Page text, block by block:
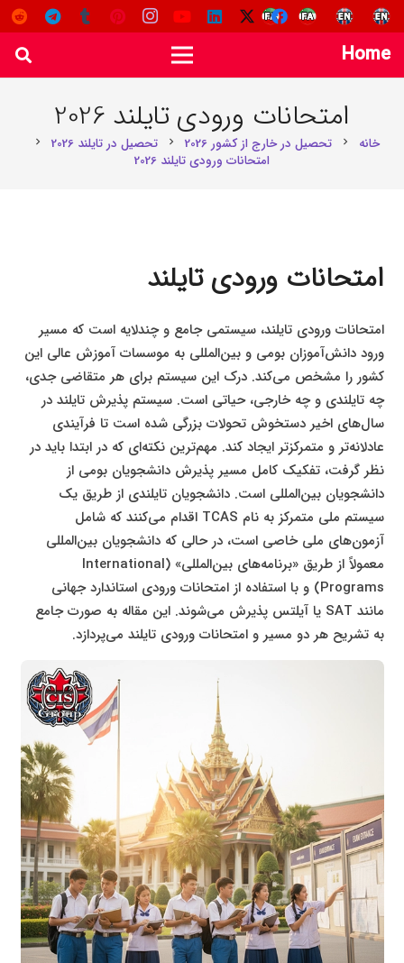
Home
امتحانات ورودی تایلند 2026
خانه chevron_right تحصیل در خارج از کشور 2026 chevron_right تحصیل در تایلند 2026 chevron_right
امتحانات ورودی تایلند 2026
امتحانات ورودی تایلند
امتحانات ورودی تایلند، سیستمی جامع و چندلایه است که مسیر
ورود دانش‌آموزان بومی و بین‌المللی به موسسات آموزش عالی این
کشور را مشخص می‌کند. درک این سیستم برای هر متقاضی جدی،
چه تایلندی و چه خارجی، حیاتی است. سیستم پذیرش تایلند در
سال‌های اخیر دستخوش تحولات بزرگی شده است تا فرآیندی
عادلانه‌تر و متمرکزتر ایجاد کند. مهم‌ترین نکته‌ای که در ابتدا باید در
نظر گرفت، تفکیک کامل مسیر پذیرش دانشجویان بومی از
دانشجویان بین‌المللی است. دانشجویان تایلندی از طریق یک
سیستم ملی متمرکز به نام TCAS اقدام می‌کنند که شامل
آزمون‌های ملی خاصی است، در حالی که دانشجویان بین‌المللی
معمولاً از طریق «برنامه‌های بین‌المللی» (International
Programs) و با استفاده از امتحانات ورودی استاندارد جهانی
مانند SAT یا آیلتس پذیرش می‌شوند. این مقاله به صورت جامع
به تشریح هر دو مسیر و امتحانات ورودی تایلند می‌پردازد.